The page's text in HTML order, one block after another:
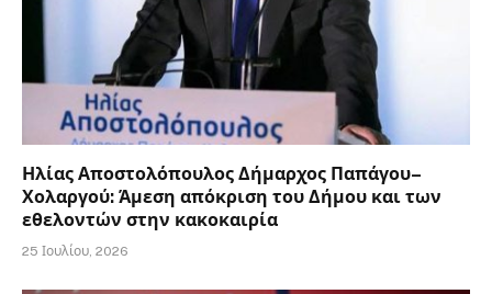
Ηλίας Αποστολόπουλος Δήμαρχος Παπάγου–
Χολαργού: Άμεση απόκριση του Δήμου και των
εθελοντών στην κακοκαιρία
25 Ιουλίου, 2026